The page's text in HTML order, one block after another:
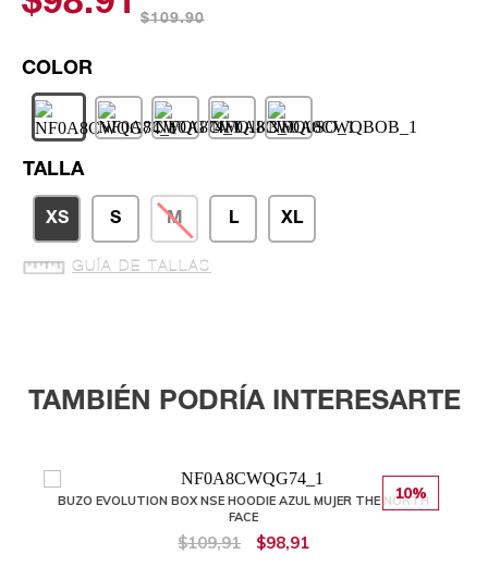
$109.90
TALLA
XS S M L XL
GUÍA DE TALLAS
TAMBIÉN PODRÍA INTERESARTE
10%
BUZO EVOLUTION BOX NSE HOODIE AZUL MUJER THE NORTH
FACE
$109,91 $98,91